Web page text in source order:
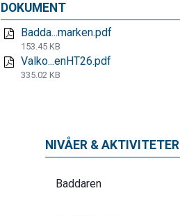
DOKUMENT
Badda...marken.pdf
153.45 KB
Valko...enHT26.pdf
335.02 KB
NIVÅER & AKTIVITETER
Baddaren